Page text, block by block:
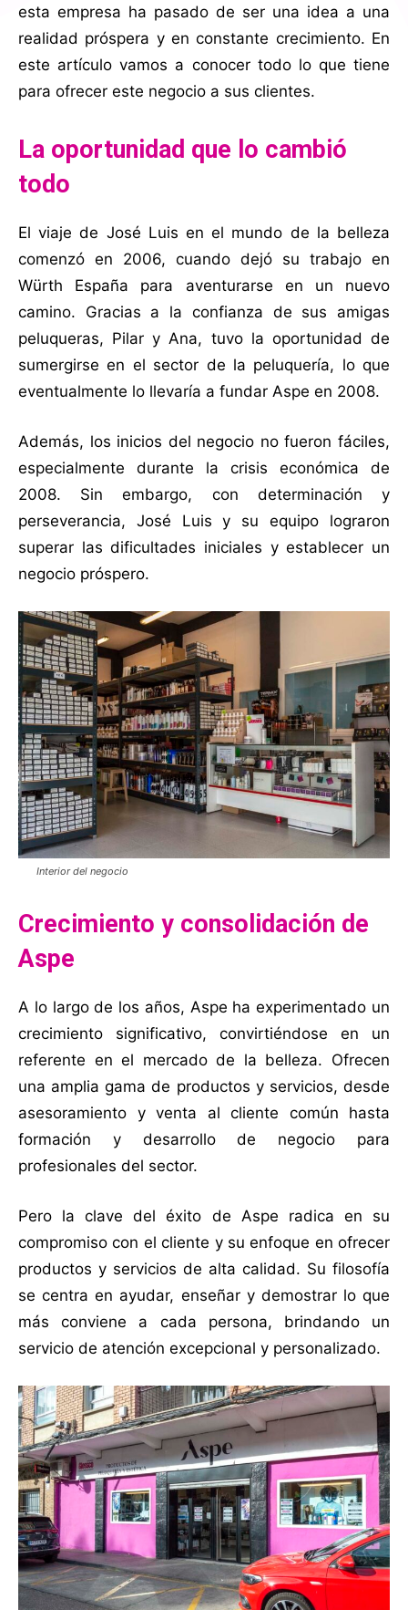
esta empresa ha pasado de ser una idea a una
realidad próspera y en constante crecimiento. En
este artículo vamos a conocer todo lo que tiene
para ofrecer este negocio a sus clientes.
La oportunidad que lo cambió
todo
El viaje de José Luis en el mundo de la belleza
comenzó en 2006, cuando dejó su trabajo en
Würth España para aventurarse en un nuevo
camino. Gracias a la confianza de sus amigas
peluqueras, Pilar y Ana, tuvo la oportunidad de
sumergirse en el sector de la peluquería, lo que
eventualmente lo llevaría a fundar Aspe en 2008.
Además, los inicios del negocio no fueron fáciles,
especialmente durante la crisis económica de
2008. Sin embargo, con determinación y
perseverancia, José Luis y su equipo lograron
superar las dificultades iniciales y establecer un
negocio próspero.
Interior del negocio
Crecimiento y consolidación de
Aspe
A lo largo de los años, Aspe ha experimentado un
crecimiento significativo, convirtiéndose en un
referente en el mercado de la belleza. Ofrecen
una amplia gama de productos y servicios, desde
asesoramiento y venta al cliente común hasta
formación y desarrollo de negocio para
profesionales del sector.
Pero la clave del éxito de Aspe radica en su
compromiso con el cliente y su enfoque en ofrecer
productos y servicios de alta calidad. Su filosofía
se centra en ayudar, enseñar y demostrar lo que
más conviene a cada persona, brindando un
servicio de atención excepcional y personalizado.